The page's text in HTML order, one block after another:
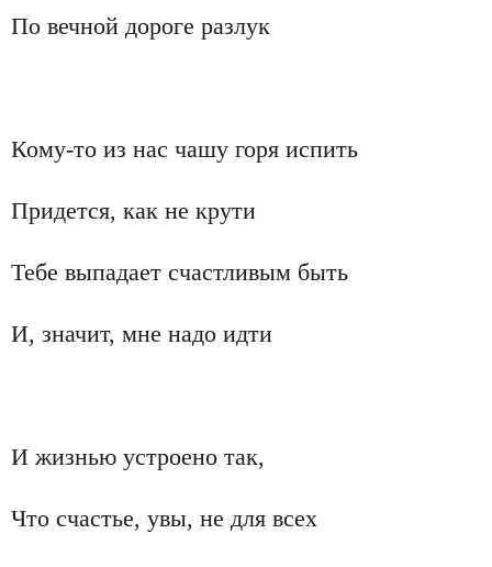
По вечной дороге разлук
Кому-то из нас чашу горя испить
Придется, как не крути
Тебе выпадает счастливым быть
И, значит, мне надо идти
И жизнью устроено так,
Что счастье, увы, не для всех